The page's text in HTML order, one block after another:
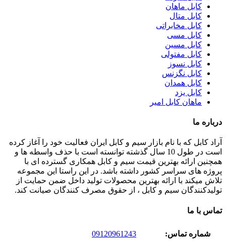
کابل ماهان
کابل متال
کابل مخابراتی
کابل مسی
کابل مسین
کابل مفتولی
کابل نسوز
کابل نگزنس
کابل همدان
کابل یزد
ماهان کابل امیر
درباره ما
آراد کابل که با نام بازار سیم و کابل ایران فعالیت خود را آغاز کرده
است در طول 10 سال گذشته توانسته است با حذف واسطه ها و
همچنین ارائه بهترین قیمت سیم و کابل همکاری گسترده ای با
پروژه های سراسر کشور داشته باشد. در این راستا این مجموعه
تلاش میکند با ارائه بهترین محصولات تولید داخل ضمن حمایت از
تولیدکنندگان سیم و کابل ، از حقوق مصرف کنندگان صیانت کند.
تماس با ما
شماره تماس:
09120961243